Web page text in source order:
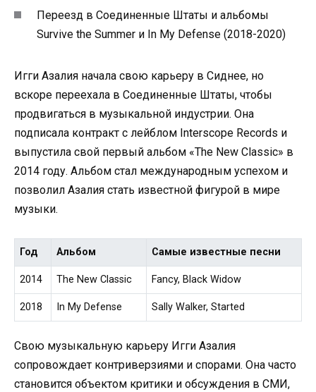
Переезд в Соединенные Штаты и альбомы
Survive the Summer и In My Defense (2018-2020)
Игги Азалия начала свою карьеру в Сиднее, но
вскоре переехала в Соединенные Штаты, чтобы
продвигаться в музыкальной индустрии. Она
подписала контракт с лейблом Interscope Records и
выпустила свой первый альбом «The New Classic» в
2014 году. Альбом стал международным успехом и
позволил Азалия стать известной фигурой в мире
музыки.
Год Альбом Самые известные песни
2014 The New Classic Fancy, Black Widow
2018 In My Defense Sally Walker, Started
Свою музыкальную карьеру Игги Азалия
сопровождает контриверзиями и спорами. Она часто
становится объектом критики и обсуждения в СМИ,